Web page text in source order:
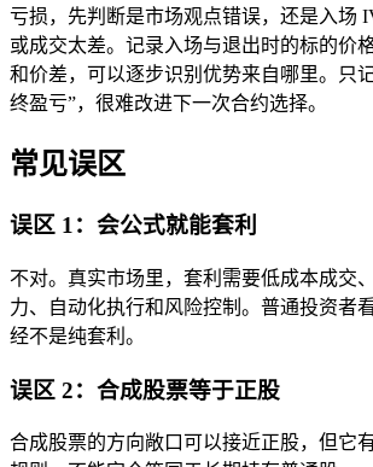
亏损，先判断是市场观点错误，还是入场
或成交太差。记录入场与退出时的标的价
和价差，可以逐步识别优势来自哪里。只
终盈亏”，很难改进下一次合约选择。
常见误区
误区 1：会公式就能套利
不对。真实市场里，套利需要低成本成交
力、自动化执行和风险控制。普通投资者
经不是纯套利。
误区 2：合成股票等于正股
合成股票的方向敞口可以接近正股，但它